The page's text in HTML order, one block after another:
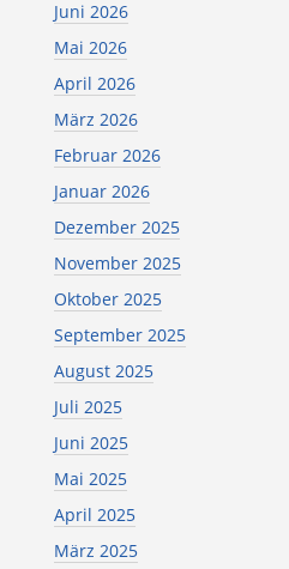
Juni 2026
Mai 2026
April 2026
März 2026
Februar 2026
Januar 2026
Dezember 2025
November 2025
Oktober 2025
September 2025
August 2025
Juli 2025
Juni 2025
Mai 2025
April 2025
März 2025